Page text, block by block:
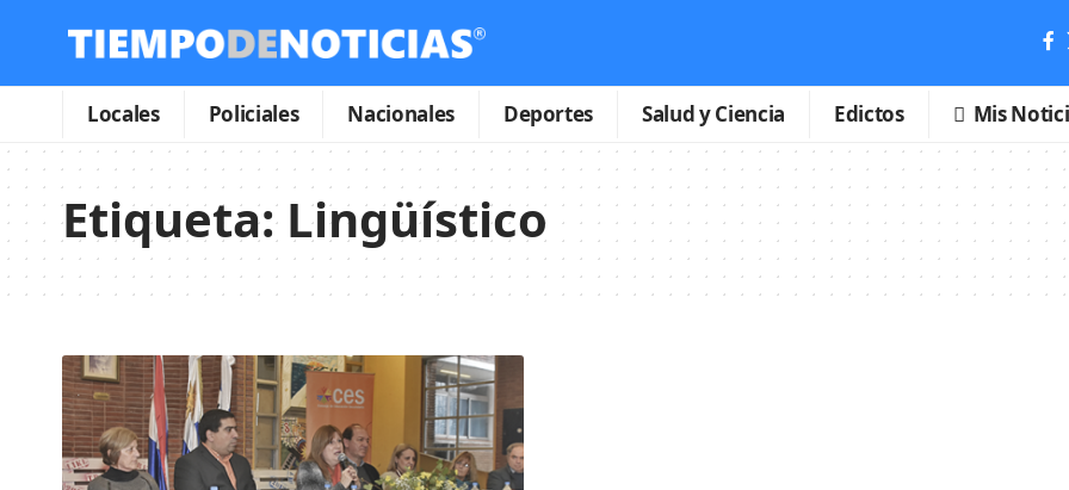
Locales Policiales Nacionales Deportes Salud y Ciencia Edictos Mis
Etiqueta:Lingüístico